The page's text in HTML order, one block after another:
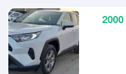
راف فور 2023 ستاندر دبل ماكينه 2000